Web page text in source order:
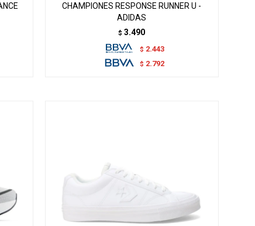
CHAMPIONES RESPONSE RUNNER U -
ADIDAS
$ 3.490
$ 2.443
$ 2.792